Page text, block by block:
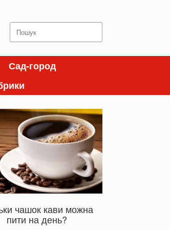
Search
for:
Сад-город
чашок кави можна
пити на день?